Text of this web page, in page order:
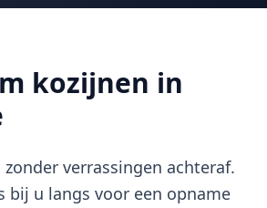
kozijnen in
verrassingen achteraf.
bij u langs voor een opname